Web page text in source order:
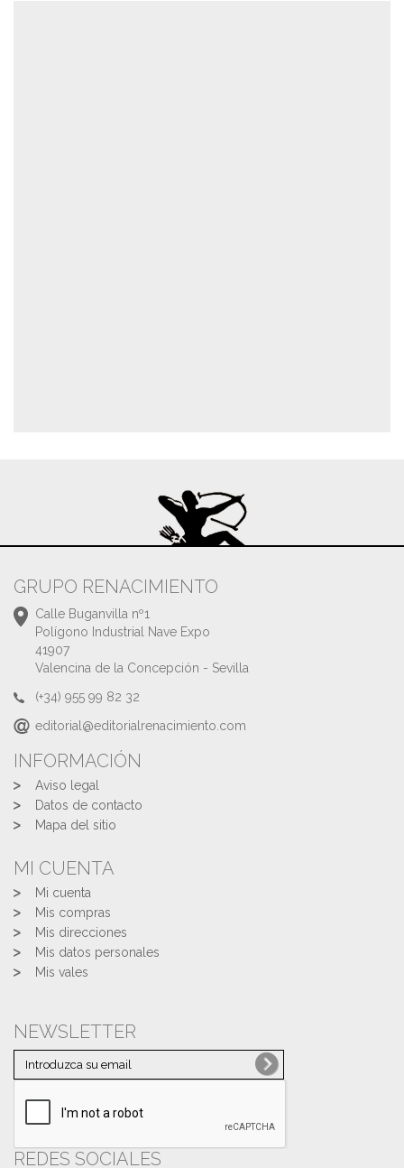
GRUPO RENACIMIENTO
Calle Buganvilla nº1
Polígono Industrial Nave Expo
41907
Valencina de la Concepción - Sevilla
(+34) 955 99 82 32
editorial@editorialrenacimiento.com
INFORMACIÓN
Aviso legal
Datos de contacto
Mapa del sitio
MI CUENTA
Mi cuenta
Mis compras
Mis direcciones
Mis datos personales
Mis vales
NEWSLETTER
REDES SOCIALES